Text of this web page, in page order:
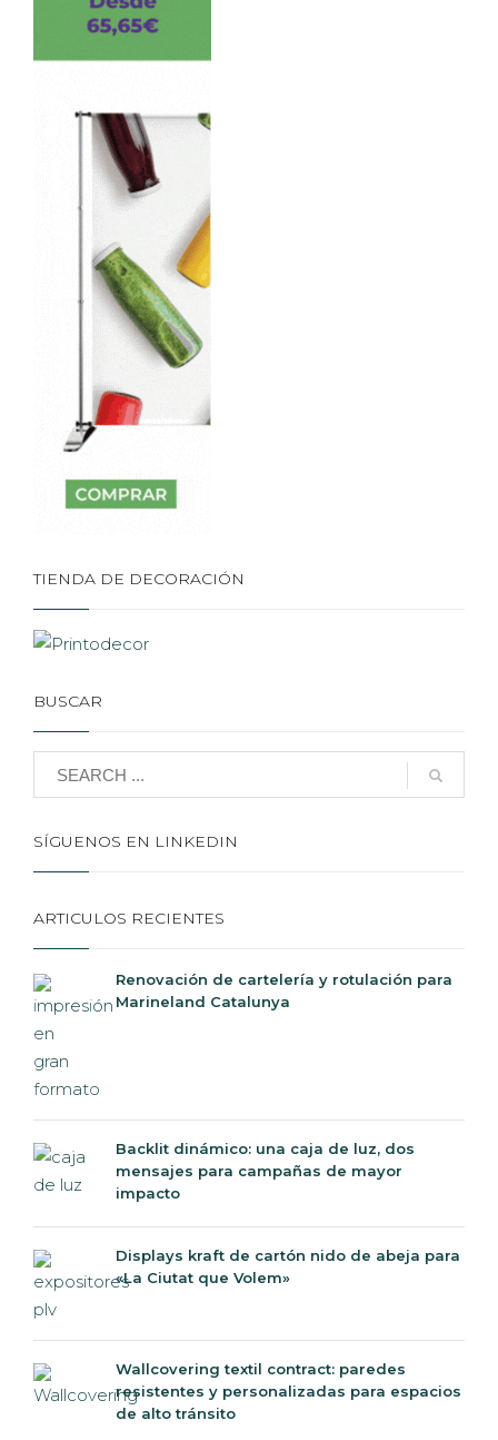
TIENDA DE DECORACIÓN
BUSCAR
SÍGUENOS EN LINKEDIN
ARTICULOS RECIENTES
Renovación de cartelería y rotulación para
Marineland Catalunya
Backlit dinámico: una caja de luz, dos
mensajes para campañas de mayor
impacto
Displays kraft de cartón nido de abeja para
«La Ciutat que Volem»
Wallcovering textil contract: paredes
resistentes y personalizadas para espacios
de alto tránsito